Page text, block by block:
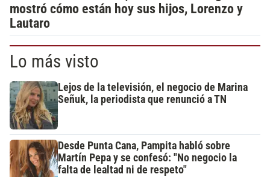
mostró cómo están hoy sus hijos, Lorenzo y
Lautaro
Lo más visto
Lejos de la televisión, el negocio de Marina
Señuk, la periodista que renunció a TN
Desde Punta Cana, Pampita habló sobre
Martín Pepa y se confesó: "No negocio la
falta de lealtad ni de respeto"